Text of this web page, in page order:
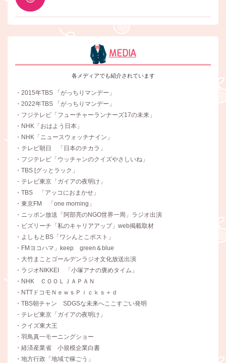
MEDIA
各メディアでも紹介されています
・2015年TBS 「がっちりマンデー」
・2022年TBS 「がっちりマンデー」
・フジテレビ「フューチャーランナーズ17の未来」
・NHK「おはよう日本」
・NHK「ニュースウォッチナイン」
・テレビ朝日 「日本のチカラ」
・フジテレビ「ウッチャンのクイズやさしいね」
・TBS [グッとラック」
・テレビ東京「ガイアの夜明け」
・TBS 「アッコにおまかせ」
・東京FM 「one morning」
・ニッポン放送「阿部亮のNGO世界一周」ラジオ出演
・ビズリーチ「私のキャリアアップ」web掲載取材
・よしもとBS「ワシんとこポスト」
・FMヨコハマ」keep green＆blue
・大竹まことゴールデンラジオ文化放送出演
・ラジオNIKKEI 「小塚アナの褒めタイム」
・NHK ＣＯＯＬＪＡＰＡＮ
・NTTドコモＮｅｗｓＰｉｃｋｓ＋ｄ
・TBS朝チャン SDGSな未来へここすごい発明
・テレビ東京「ガイアの夜明け」
・クイズ東大王
・羽鳥真一モーニングショー
・経済産業省 小規模企業白書
・地方行政「地域で稼ごう」